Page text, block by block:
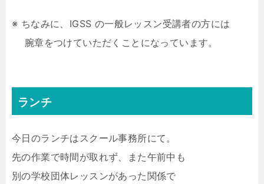
※ ちなみに、IGSS の一般レッスン受講者の方には
腕章をつけていただくことになっています。
ランチ
今日のランチはスクール事務所にて。
先の作業で時間が取れず、また午前中も
別の学校団体レッスンがあった関係で